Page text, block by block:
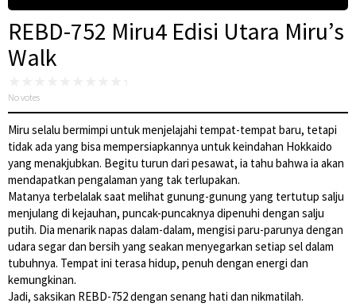
REBD-752 Miru4 Edisi Utara Miru’s
Walk
No votes
Miru selalu bermimpi untuk menjelajahi tempat-tempat baru, tetapi
tidak ada yang bisa mempersiapkannya untuk keindahan Hokkaido
yang menakjubkan. Begitu turun dari pesawat, ia tahu bahwa ia akan
mendapatkan pengalaman yang tak terlupakan.
Matanya terbelalak saat melihat gunung-gunung yang tertutup salju
menjulang di kejauhan, puncak-puncaknya dipenuhi dengan salju
putih. Dia menarik napas dalam-dalam, mengisi paru-parunya dengan
udara segar dan bersih yang seakan menyegarkan setiap sel dalam
tubuhnya. Tempat ini terasa hidup, penuh dengan energi dan
kemungkinan.
Jadi, saksikan REBD-752 dengan senang hati dan nikmatilah.